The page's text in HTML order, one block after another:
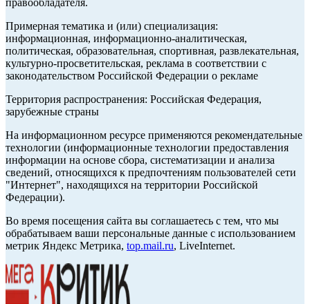
правообладателя.
Примерная тематика и (или) специализация:
информационная, информационно-аналитическая,
политическая, образовательная, спортивная, развлекательная,
культурно-просветительская, реклама в соответствии с
законодательством Российской Федерации о рекламе
Территория распространения: Российская Федерация,
зарубежные страны
На информационном ресурсе применяются рекомендательные
технологии (информационные технологии предоставления
информации на основе сбора, систематизации и анализа
сведений, относящихся к предпочтениям пользователей сети
"Интернет", находящихся на территории Российской
Федерации).
Во время посещения сайта вы соглашаетесь с тем, что мы
обрабатываем ваши персональные данные с использованием
метрик Яндекс Метрика, top.mail.ru, LiveInternet.